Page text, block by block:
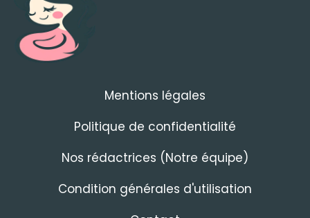
Mentions légales
Politique de confidentialité
Nos rédactrices (Notre équipe)
Condition générales d'utilisation